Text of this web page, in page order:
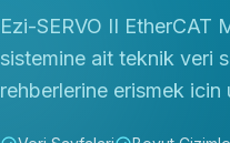
Ezi-SERVO II
sistemine ait teknik veri
rehberlerine erismek icin